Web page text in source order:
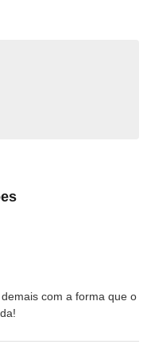
com a forma que o